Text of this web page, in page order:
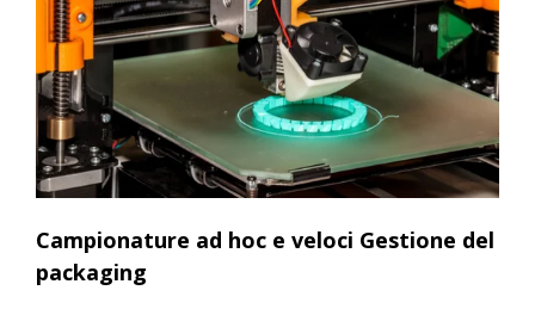
Campionature ad hoc e veloci Gestione del
packaging